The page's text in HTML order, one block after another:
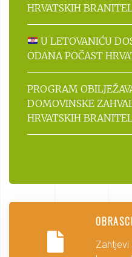
HRVATSKIH
U LETOVANIĆU
ODANA POČAST
PROGRAM
DOMOVINSKE
HRVATSKIH
OBRASCI
Zahtjevi